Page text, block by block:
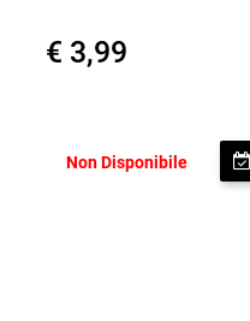
€ 3,99
Non Disponibile